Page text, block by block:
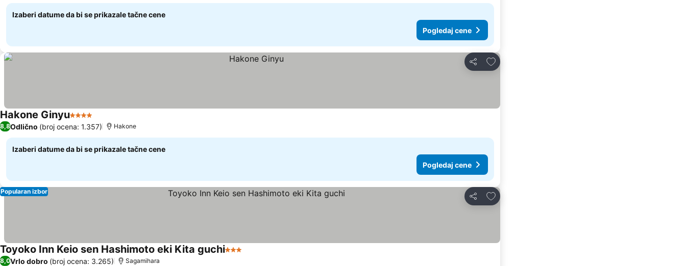
Izaberi datume da bi se prikazale tačne cene
Pogledaj cene
Deli
Dodati u favorite
Hakone Ginyu4 Zvezdice
8,8Odlično (broj ocena: 1.357) Hakone
Izaberi datume da bi se prikazale tačne cene
Pogledaj cene
Deli
Dodati u favorite
Popularan izbor
Toyoko Inn Keio sen Hashimoto eki Kita guchi3 Zvezdice
8,0Vrlo dobro (broj ocena: 3.265) Sagamihara